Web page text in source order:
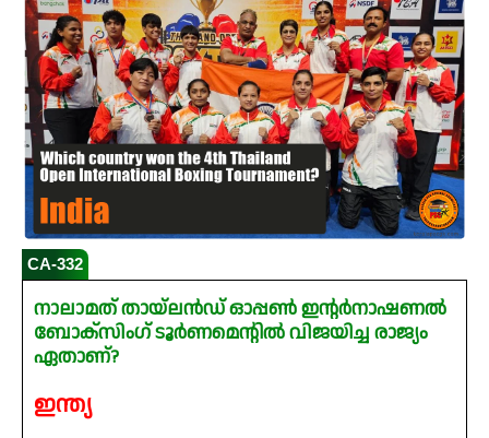
CA-332
നാലാമത് തായ്‌ലൻഡ് ഓപ്പൺ ഇന്റർനാഷണൽ
ബോക്സിംഗ് ടൂർണമെന്റിൽ വിജയിച്ച രാജ്യം
ഏതാണ്?
ഇന്ത്യ